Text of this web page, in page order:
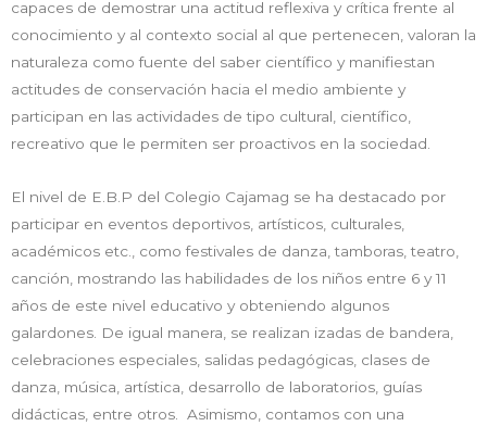
capaces de demostrar una actitud reflexiva y crítica frente al
conocimiento y al contexto social al que pertenecen, valoran la
naturaleza como fuente del saber científico y manifiestan
actitudes de conservación hacia el medio ambiente y
participan en las actividades de tipo cultural, científico,
recreativo que le permiten ser proactivos en la sociedad.
El nivel de E.B.P del Colegio Cajamag se ha destacado por
participar en eventos deportivos, artísticos, culturales,
académicos etc., como festivales de danza, tamboras, teatro,
canción, mostrando las habilidades de los niños entre 6 y 11
años de este nivel educativo y obteniendo algunos
galardones. De igual manera, se realizan izadas de bandera,
celebraciones especiales, salidas pedagógicas, clases de
danza, música, artística, desarrollo de laboratorios, guías
didácticas, entre otros. Asimismo, contamos con una